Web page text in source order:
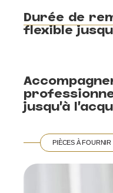
Durée de
flexible
jusqu’à
PIÈCES À